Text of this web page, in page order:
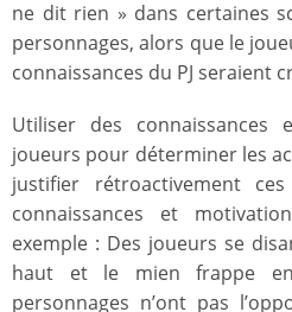
ne dit rien » dans certaines
personnages, alors que le
connaissances du PJ seraient
Utiliser des connaissances
joueurs pour déterminer les
justifier rétroactivement
connaissances et
exemple : Des joueurs se
haut et le mien frappe
personnages n’ont pas